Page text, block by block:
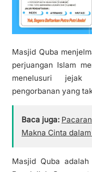
‎Masjid Quba
perjuangan Islam
menelusuri jejak
pengorbanan yang
Baca juga:
Makna Cinta
Masjid Quba